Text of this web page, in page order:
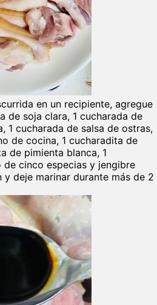
en un recipiente, agregue
de soja clara, 1 cucharada de
1 cucharada de salsa de ostras,
de cocina, 1 cucharadita de
de pimienta blanca, 1
cinco especias y jengibre
y deje marinar durante más de 2